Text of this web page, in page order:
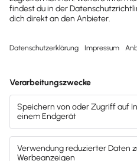
Zur Support Suche
Drucken / PDF speichern